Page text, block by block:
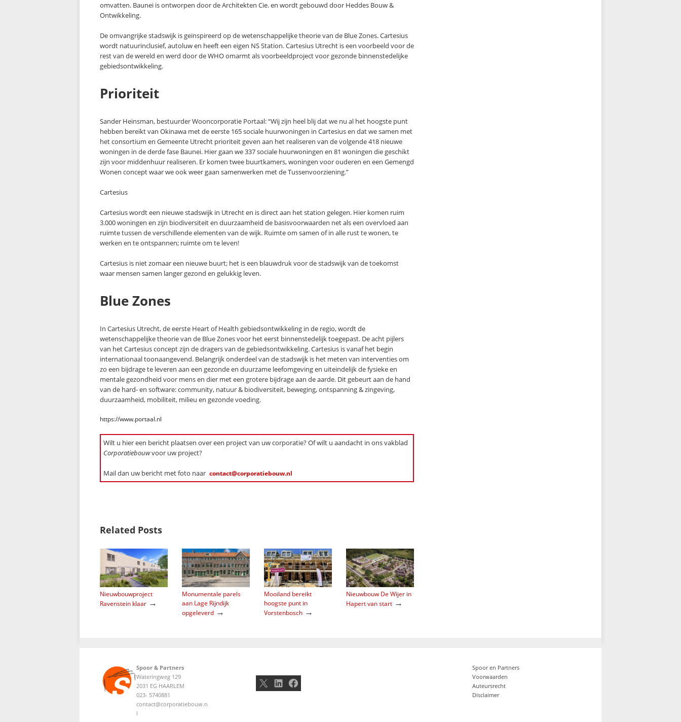
omvatten. Baunei is ontworpen door de Architekten Cie. en wordt gebouwd door Heddes Bouw &
Ontwikkeling.
De omvangrijke stadswijk is geïnspireerd op de wetenschappelijke theorie van de Blue Zones. Cartesius
wordt natuurinclusief, autoluw en heeft een eigen NS Station. Cartesius Utrecht is een voorbeeld voor de
rest van de wereld en werd door de WHO omarmt als voorbeeldproject voor gezonde binnenstedelijke
gebiedsontwikkeling.
Prioriteit
Sander Heinsman, bestuurder Wooncorporatie Portaal: “Wij zijn heel blij dat we nu al het hoogste punt
hebben bereikt van Okinawa met de eerste 165 sociale huurwoningen in Cartesius en dat we samen met
het consortium en Gemeente Utrecht prioriteit geven aan het realiseren van de volgende 418 nieuwe
woningen in de derde fase Baunei. Hier gaan we 337 sociale huurwoningen en 81 woningen die geschikt
zijn voor middenhuur realiseren. Er komen twee buurtkamers, woningen voor ouderen en een Gemengd
Wonen concept waar we ook weer gaan samenwerken met de Tussenvoorziening.”
Cartesius
Cartesius wordt een nieuwe stadswijk in Utrecht en is direct aan het station gelegen. Hier komen ruim
3.000 woningen en zijn biodiversiteit en duurzaamheid de basisvoorwaarden net als een overvloed aan
ruimte tussen de verschillende elementen van de wijk. Ruimte om samen of in alle rust te wonen, te
werken en te ontspannen; ruimte om te leven!
Cartesius is niet zomaar een nieuwe buurt; het is een blauwdruk voor de stadswijk van de toekomst
waar mensen samen langer gezond en gelukkig leven.
Blue Zones
In Cartesius Utrecht, de eerste Heart of Health gebiedsontwikkeling in de regio, wordt de
wetenschappelijke theorie van de Blue Zones voor het eerst binnenstedelijk toegepast. De acht pijlers
van het Cartesius concept zijn de dragers van de gebiedsontwikkeling. Cartesius is vanaf het begin
internationaal toonaangevend. Belangrijk onderdeel van de stadswijk is het meten van interventies om
zo een bijdrage te leveren aan een gezonde en duurzame leefomgeving en uiteindelijk de fysieke en
mentale gezondheid voor mens en dier met een grotere bijdrage aan de aarde. Dit gebeurt aan de hand
van de hard- en software: community, natuur & biodiversiteit, beweging, ontspanning & zingeving,
duurzaamheid, mobiliteit, milieu en gezonde voeding.
https://www.portaal.nl
Wilt u hier een bericht plaatsen over een project van uw corporatie? Of wilt u aandacht in ons vakblad
Corporatiebouwvoor uw project?
Mail dan uw bericht met foto naar contact@corporatiebouw.nl
Related Posts
Nieuwbouwproject
Ravenstein klaar →
Monumentale parels
aan Lage Rijndijk
opgeleverd →
Mooiland bereikt
hoogste punt in
Vorstenbosch →
Nieuwbouw De Wijer in
Hapert van start →
Spoor & Partners
Wateringweg 129
2031 EG HAARLEM
023- 5740881
contact@corporatiebouw.n
l
X LinkedIn
Facebook
Spoor en Partners
Voorwaarden
Auteursrecht
Disclaimer